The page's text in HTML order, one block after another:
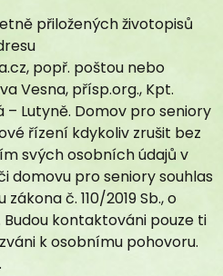
přiložených životopisů
popř. poštou nebo
Vesna, přísp.org., Kpt.
– Lutyně. Domov pro seniory
řízení kdykoliv zrušit bez
svých osobních údajů v
domovu pro seniory souhlas
č. 110/2019 Sb., o
kontaktováni pouze ti
k osobnímu pohovoru.